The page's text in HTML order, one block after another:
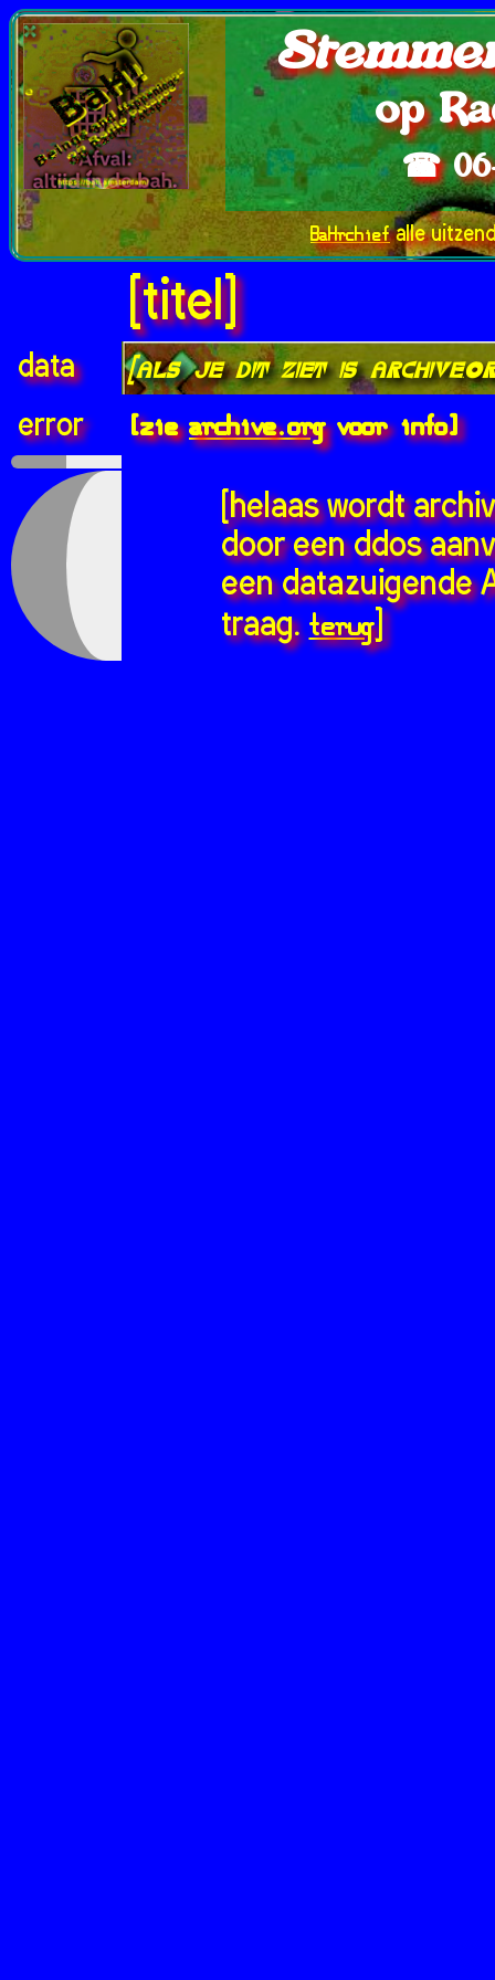
op
☎
BaHrchiefalle
data
error
[titel]
[als je dit ziet is
[ziearchive.orgvoor info]
[helaas wordt
door een ddos
een datazuigende
traag.terug]